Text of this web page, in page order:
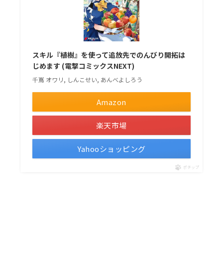
スキル『植樹』を使って追放先でのんびり開拓は
じめます (電撃コミックスNEXT)
千嶌 オワリ, しんこせい, あんべよしろう
Amazon
楽天市場
Yahooショッピング
ポチップ